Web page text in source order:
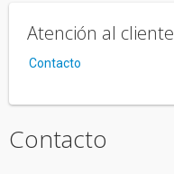
Atención al cliente
Contacto
Contacto